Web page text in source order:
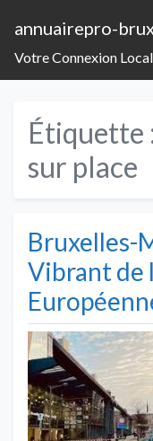
annuairepro-
Votre Connexion
Étiquette
sur place
Bruxelles-
Vibrant de